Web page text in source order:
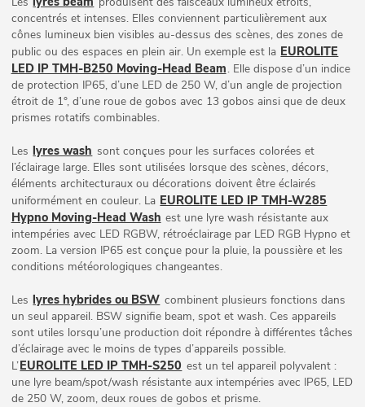
concentrés et intenses. Elles conviennent particulièrement aux
cônes lumineux bien visibles au-dessus des scènes, des zones de
public ou des espaces en plein air. Un exemple est la EUROLITE
LED IP TMH-B250 Moving-Head Beam. Elle dispose d’un indice
de protection IP65, d’une LED de 250 W, d’un angle de projection
étroit de 1°, d’une roue de gobos avec 13 gobos ainsi que de deux
prismes rotatifs combinables.
Les lyres wash sont conçues pour les surfaces colorées et
l’éclairage large. Elles sont utilisées lorsque des scènes, décors,
éléments architecturaux ou décorations doivent être éclairés
uniformément en couleur. La EUROLITE LED IP TMH-W285
Hypno Moving-Head Wash est une lyre wash résistante aux
intempéries avec LED RGBW, rétroéclairage par LED RGB Hypno et
zoom. La version IP65 est conçue pour la pluie, la poussière et les
conditions météorologiques changeantes.
Les lyres hybrides ou BSW combinent plusieurs fonctions dans
un seul appareil. BSW signifie beam, spot et wash. Ces appareils
sont utiles lorsqu’une production doit répondre à différentes tâches
d’éclairage avec le moins de types d’appareils possible.
L’EUROLITE LED IP TMH-S250 est un tel appareil polyvalent :
une lyre beam/spot/wash résistante aux intempéries avec IP65, LED
de 250 W, zoom, deux roues de gobos et prisme.